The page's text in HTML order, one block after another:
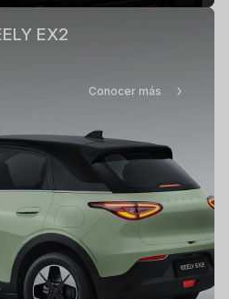
EX2
Conocer más